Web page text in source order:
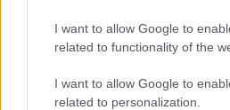
I want to allow Google to
related to functionality of the
I want to allow Google to
related to personalization.
Αλλαγή τάσης στην αγορά
κόστους κατασκευής και